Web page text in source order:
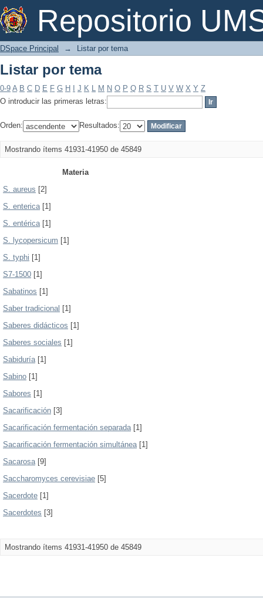
Repositorio
Listar por tema
DSpace Principal → Listar por tema
Listar por tema
0-9 A B C D E F G H J K L M N O P Q R S T U V W X Y Z
O introducir las primeras letras:
Orden: Resultados:
Mostrando ítems 41931-41950 de 45849
Materia
S. aureus [2]
S. enterica[1]
S. entérica[1]
S. lycopersicum [1]
S. typhi [1]
S7-1500 [1]
Sabatinos [1]
Saber tradicional [1]
Saberes didácticos [1]
Saberes sociales [1]
Sabiduría[1]
Sabino [1]
Sabores [1]
Sacarificación [3]
Sacarificación fermentación separada[1]
Sacarificación fermentación simultánea[1]
Sacarosa[9]
Saccharomyces cerevisiae [5]
Sacerdote [1]
Sacerdotes [3]
Mostrando ítems 41931-41950 de 45849